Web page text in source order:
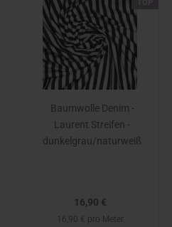
Baumwolle Denim -
Laurent Streifen -
dunkelgrau/naturweiß
16,90 €
16,90 € pro Meter